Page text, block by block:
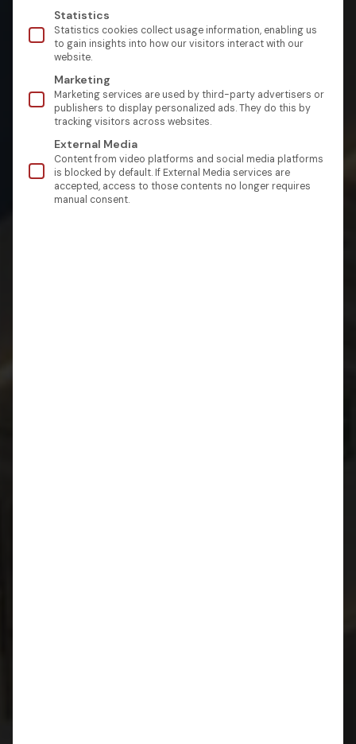
Statistics
Statistics cookies collect usage information, enabling us
to gain insights into how our visitors interact with our
website.
Marketing
Marketing services are used by third-party advertisers or
publishers to display personalized ads. They do this by
tracking visitors across websites.
External Media
Content from video platforms and social media platforms
is blocked by default. If External Media services are
accepted, access to those contents no longer requires
manual consent.